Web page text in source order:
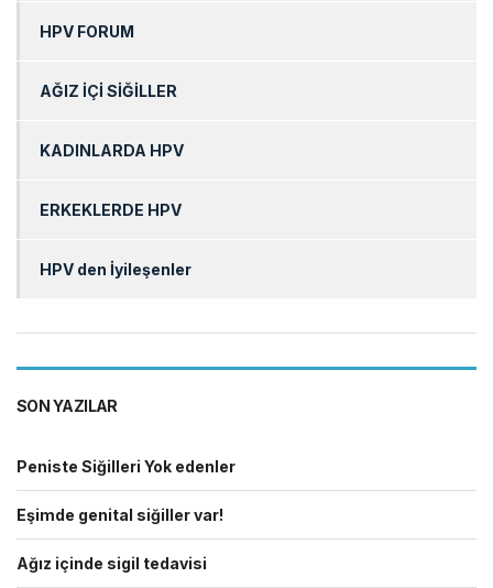
HPV FORUM
AĞIZ İÇİ SİĞİLLER
KADINLARDA HPV
ERKEKLERDE HPV
HPV den İyileşenler
SON YAZILAR
Peniste Siğilleri Yok edenler
Eşimde genital siğiller var!
Ağız içinde sigil tedavisi